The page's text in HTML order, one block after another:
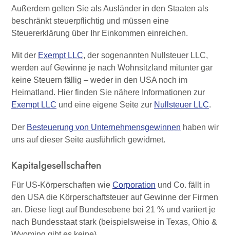
Außerdem gelten Sie als Ausländer in den Staaten als
beschränkt steuerpflichtig und müssen eine
Steuererklärung über Ihr Einkommen einreichen.
Mit der Exempt LLC, der sogenannten Nullsteuer LLC,
werden auf Gewinne je nach Wohnsitzland mitunter gar
keine Steuern fällig – weder in den USA noch im
Heimatland. Hier finden Sie nähere Informationen zur
Exempt LLC und eine eigene Seite zur Nullsteuer LLC.
Der Besteuerung von Unternehmensgewinnen haben wir
uns auf dieser Seite ausführlich gewidmet.
Kapitalgesellschaften
Für US-Körperschaften wie Corporation und Co. fällt in
den USA die Körperschaftsteuer auf Gewinne der Firmen
an. Diese liegt auf Bundesebene bei 21 % und variiert je
nach Bundesstaat stark (beispielsweise in Texas, Ohio &